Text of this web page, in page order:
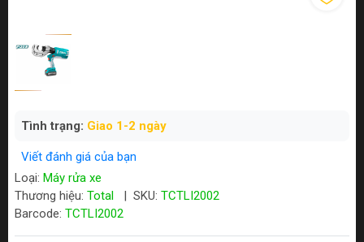
Tình trạng: Giao 1-2 ngày
Viết đánh giá của bạn
Loại: Máy rửa xe
Thương hiệu: Total SKU: TCTLI2002
Barcode: TCTLI2002